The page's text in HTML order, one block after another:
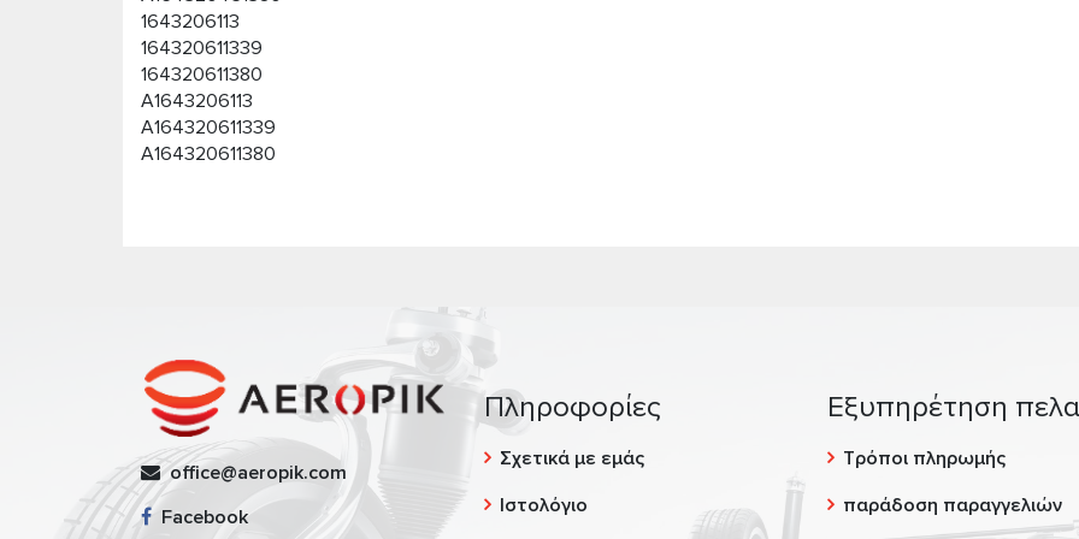
1643206113
164320611339
164320611380
A1643206113
A164320611339
A164320611380
office@aeropik.com
Facebook
Πληροφορίες
Σχετικά με εμάς
Ιστολόγιο
Εξυπηρέτηση
Τρόποι πληρωμής
παράδοση παραγγελιών